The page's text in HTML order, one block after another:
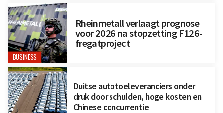
BUSINESS
Rheinmetall verlaagt prognose
voor 2026 na stopzetting F126-
fregatproject
Duitse autotoeleveranciers onder
druk door schulden, hoge kosten en
Chinese concurrentie